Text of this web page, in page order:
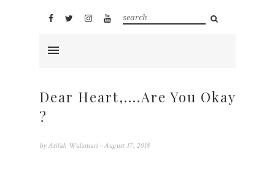
Dear Heart,....Are You Okay
?
by Arifah Wulansari - August 17, 2018